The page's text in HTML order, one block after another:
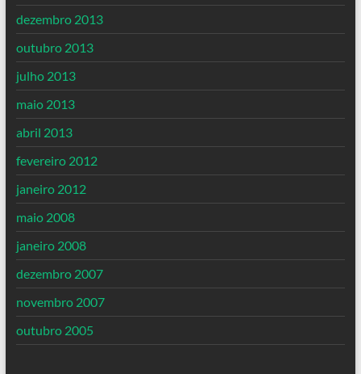
dezembro 2013
outubro 2013
julho 2013
maio 2013
abril 2013
fevereiro 2012
janeiro 2012
maio 2008
janeiro 2008
dezembro 2007
novembro 2007
outubro 2005